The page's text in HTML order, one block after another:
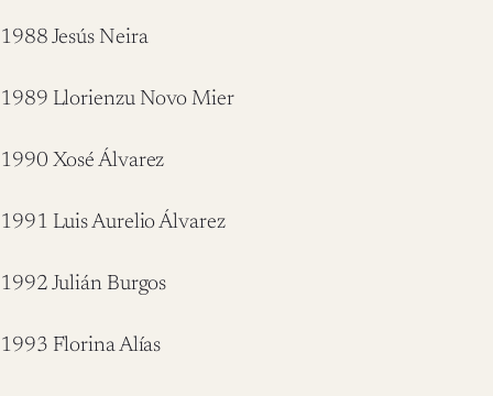
1988 Jesús Neira
1989 Llorienzu Novo Mier
1990 Xosé Álvarez
1991 Luis Aurelio Álvarez
1992 Julián Burgos
1993 Florina Alías